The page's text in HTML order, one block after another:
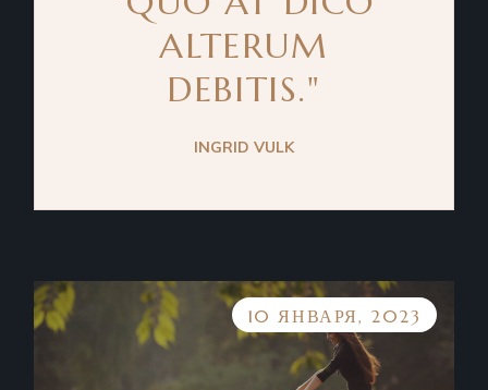
ALTERUM
DEBITIS."
INGRID VULK
10 ЯНВАРЯ, 2023